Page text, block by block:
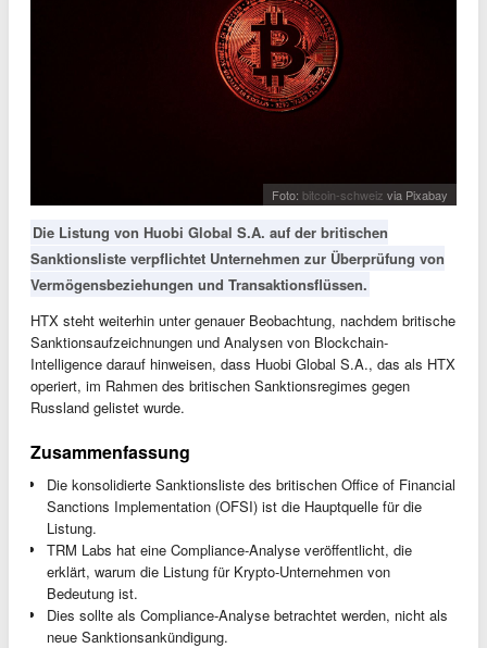
Foto: bitcoin-schweiz via Pixabay
Die Listung von Huobi Global S.A. auf der britischen
Sanktionsliste verpflichtet Unternehmen zur Überprüfung von
Vermögensbeziehungen und Transaktionsflüssen.
HTX steht weiterhin unter genauer Beobachtung, nachdem britische
Sanktionsaufzeichnungen und Analysen von Blockchain-
Intelligence darauf hinweisen, dass Huobi Global S.A., das als HTX
operiert, im Rahmen des britischen Sanktionsregimes gegen
Russland gelistet wurde.
Zusammenfassung
Die konsolidierte Sanktionsliste des britischen Office of Financial
Sanctions Implementation (OFSI) ist die Hauptquelle für die
Listung.
TRM Labs hat eine Compliance-Analyse veröffentlicht, die
erklärt, warum die Listung für Krypto-Unternehmen von
Bedeutung ist.
Dies sollte als Compliance-Analyse betrachtet werden, nicht als
neue Sanktionsankündigung.